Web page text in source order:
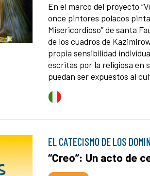
En el marco del proyecto
once pintores polacos
Misericordioso” de santa
de los cuadros de
propia sensibilidad
escritas por la religiosa en
puedan ser expuestos al
EL CATECISMO DE LOS
“Creo”: Un acto de